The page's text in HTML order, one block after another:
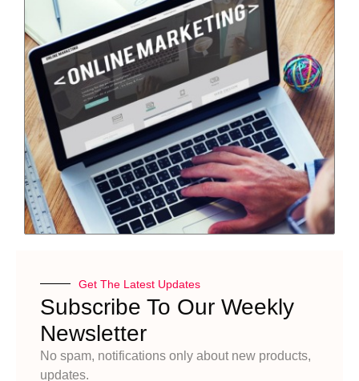
Get The Latest Updates
Subscribe To Our Weekly
Newsletter
No spam, notifications only about new products,
updates.